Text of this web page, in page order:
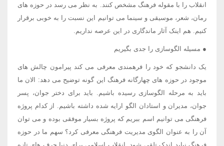
انقلاب را با مقوله فرهنگ مشخص کنند. به نظر می رسد در حوزه های
رمان، شعر، موسیقی و سینما می توانیم این نسبت را به خوبی برقرار
کنیم. هم اینک آثار ماندگاری در این عرصه نداریم.
● مسیله الگوسازی را جدی بگیریم
یک دانشجو که خود را فرهمندی معرفی می کند پیرامون چالش های
موجود در حوزه های چهارگانه فرهنگ این گونه توضیح می دهد: الان ما
باید به مرحله الگوسازی رسیده باشیم. باید برای دختر جوان، پسر
جوان، مدیران و استادان الگو ارایه شده داشته باشیم. از کدام پروژه
فرهنگی می توانیم اسم ببریم که پروژه بسیار موفقی بوده و می توان
آن را به عنوان الگوی مدیریت فرهنگی معرفی کرد؟ سهم ما در حوزه